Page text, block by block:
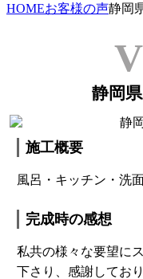
HOMEお客様の声静岡
静岡
施工概要
風呂・キッチン・洗
完成時の感想
私共の様々な要望に
下さり、感謝してお